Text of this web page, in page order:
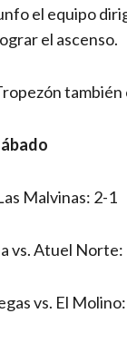
el equipo
el ascenso.
Malvinas: 2-1
vs. Atuel Norte:
vs. El